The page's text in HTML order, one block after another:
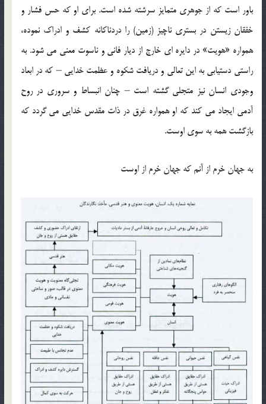
باور است که از جوهری متمایز سرشته شده است. برای او که حس فشار و
خفقان زیستن در بستری ناچیز (زمین) را دردناکانه کشف و ادراک نموده،
همواره «هویت» در دایره ای خارج از دیار فانی و ناسوت معنی می شود. به
راستی دستیابی به این تعالی و دریافت شکوه و عظمت خدایی – که در ابعاد
وجودی انسان نیز متجلی گشته است – چنان انبساط و سروری در روح
آدمی ایجاد می کند که او همواره غرق در ذات مقدس خدایی می گردد که
بازگشت همه به سوی اوست.
به جهان خرم از آنم که جهان خرم از اوست